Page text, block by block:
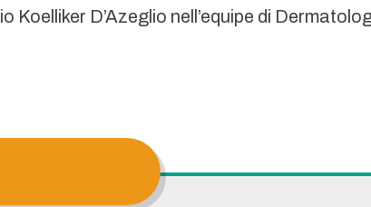
D’Azeglio nell’equipe di